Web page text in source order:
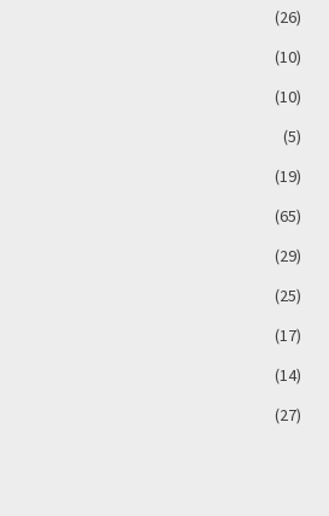
(26)
(10)
(10)
(5)
(19)
(65)
(29)
(25)
(17)
(14)
(27)